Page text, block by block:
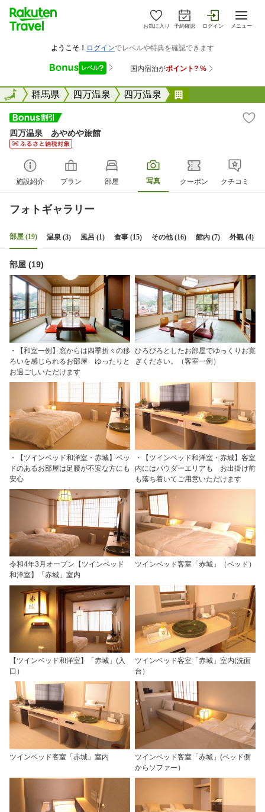
お気に入り 予約確認 ログイン メニュー
全国群馬県 四万温泉 四万温泉
全国
四万温泉 あやめや旅館
施設紹介 プラン 部屋 写真 クーポン クチコミ
フォトギャラリー
部屋 (19) 温泉 (3) 風呂 (1) 食事 (15) その他 (16) 館内 (7) 外観 (4)
部屋 (19)
・【和室一例】窓からは四季折々の移
ろいを感じられるお部屋 ゆったりと
お過ごしいただけます
ひろびろとしたお部屋でゆっくりお寛
ぎください。（客室一例）
・【ツインベッド和洋室・赤城】ベッ
ドのあるお部屋は足腰が不安な方にも
安心
・【ツインベッド和洋室・赤城】客室
内にはパウダーエリアも お出掛け前
も落ち着いてご用意いただけます
令和4年3月オープン【ツインベッド
和洋室】「赤城」室内
ツインベッド客室「赤城」（ベッド）
【ツインベッド和洋室】「赤城」(入
口）
ツインベッド客室「赤城」室内(洗面
台）
ツインベッド客室「赤城」室内
ツインベッド客室「赤城」(ベッド側
からソファー）